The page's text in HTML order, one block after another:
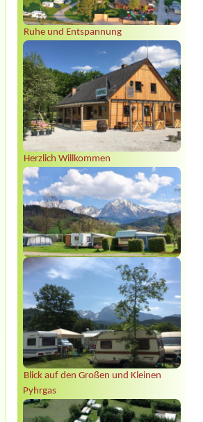
Termin ab 2026-08-08 |Strandcafé
Leimüller Camping
1x Platz für 2 Personen/
Ruhe und Entspannung
Herzlich Willkommen
Blick auf den Großen und Kleinen
Pyhrgas